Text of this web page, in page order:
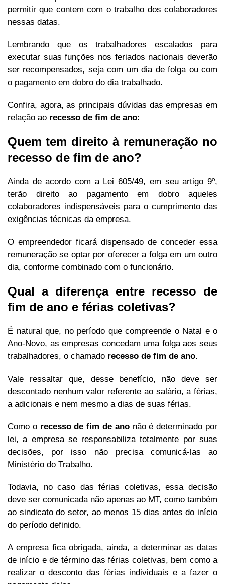
permitir que contem com o trabalho dos colaboradores
nessas datas.
Lembrando que os trabalhadores escalados para
executar suas funções nos feriados nacionais deverão
ser recompensados, seja com um dia de folga ou com
o pagamento em dobro do dia trabalhado.
Confira, agora, as principais dúvidas das empresas em
relação ao recesso de fim de ano:
Quem tem direito à remuneração no
recesso de fim de ano?
Ainda de acordo com a Lei 605/49, em seu artigo 9º,
terão direito ao pagamento em dobro aqueles
colaboradores indispensáveis para o cumprimento das
exigências técnicas da empresa.
O empreendedor ficará dispensado de conceder essa
remuneração se optar por oferecer a folga em um outro
dia, conforme combinado com o funcionário.
Qual a diferença entre recesso de
fim de ano e férias coletivas?
É natural que, no período que compreende o Natal e o
Ano-Novo, as empresas concedam uma folga aos seus
trabalhadores, o chamado recesso de fim de ano.
Vale ressaltar que, desse benefício, não deve ser
descontado nenhum valor referente ao salário, a férias,
a adicionais e nem mesmo a dias de suas férias.
Como o recesso de fim de anonão é determinado por
lei, a empresa se responsabiliza totalmente por suas
decisões, por isso não precisa comunicá-las ao
Ministério do Trabalho.
Todavia, no caso das férias coletivas, essa decisão
deve ser comunicada não apenas ao MT, como também
ao sindicato do setor, ao menos 15 dias antes do início
do período definido.
A empresa fica obrigada, ainda, a determinar as datas
de início e de término das férias coletivas, bem como a
realizar o desconto das férias individuais e a fazer o